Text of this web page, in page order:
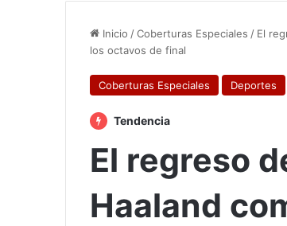
Inicio / Coberturas Especiales / El
los octavos de final
Coberturas Especiales Deportes
Tendencia
El regreso
Haaland